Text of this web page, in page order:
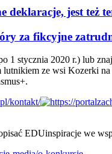
deklaracje, jest też
za fikcyjne
1 stycznia 2020 r.) lub
ze wsi Kozerki
EDUinspiracje we